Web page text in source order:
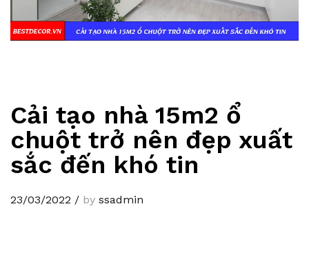
Cải tạo nhà 15m2 ổ
chuột trở nên đẹp xuất
sắc đến khó tin
23/03/2022 / by ssadmin